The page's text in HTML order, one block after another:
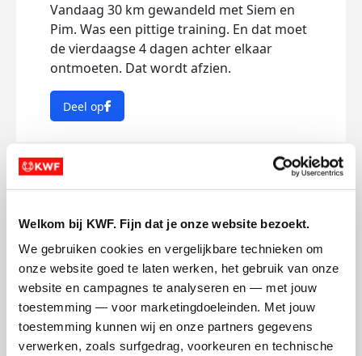
Welkom bij KWF. Fijn dat je onze website bezoekt.
We gebruiken cookies en vergelijkbare technieken om
onze website goed te laten werken, het gebruik van onze
website en campagnes te analyseren en — met jouw
toestemming — voor marketingdoeleinden. Met jouw
toestemming kunnen wij en onze partners gegevens
verwerken, zoals surfgedrag, voorkeuren en technische
Vandaag 30 km gewandeld met Siem en
Pim. Was een pittige training. En dat moet
de vierdaagse 4 dagen achter elkaar
ontmoeten. Dat wordt afzien.
Deel op